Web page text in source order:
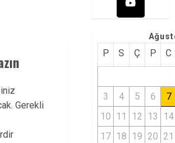
Gerekli
P S Ç P C
3 4 5 6
7
10 11 12 13
14
17 18 19 20 21